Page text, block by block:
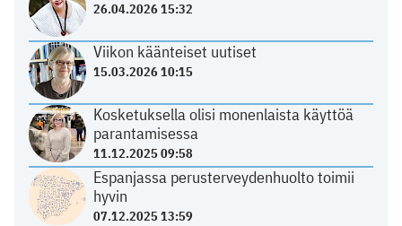
26.04.2026 15:32
Viikon käänteiset uutiset
15.03.2026 10:15
Kosketuksella olisi monenlaista käyttöä
parantamisessa
11.12.2025 09:58
Espanjassa perusterveydenhuolto toimii
hyvin
07.12.2025 13:59